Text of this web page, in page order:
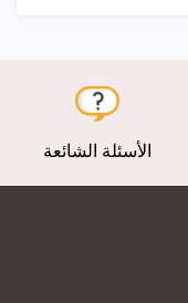
الأسئلة الشائعة